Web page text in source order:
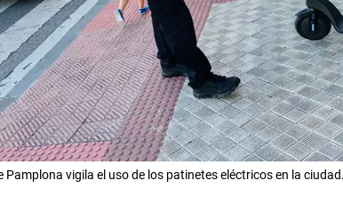
Pamplona vigila el uso de los patinetes eléctricos en la